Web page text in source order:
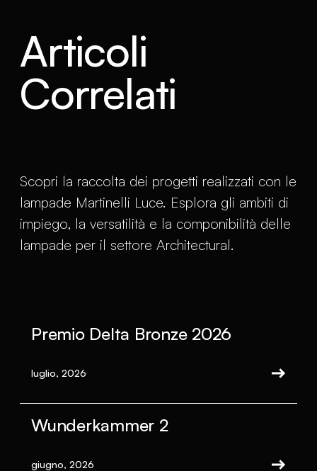
Articoli
Correlati
Scopri la raccolta dei progetti realizzati con le
lampade Martinelli Luce. Esplora gli ambiti di
impiego, la versatilità e la componibilità delle
lampade per il settore Architectural.
Premio Delta Bronze 2026
luglio, 2026
Wunderkammer 2
giugno, 2026